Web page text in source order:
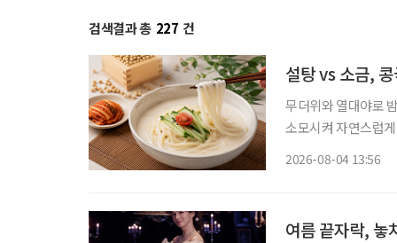
검색결과 총 227 건
설탕 vs 소금,
무더위와 열대야로
소모시켜 자연스럽게 보양식을 찾게 만든
2026-08-04 13:56
여름 끝자락, 놓